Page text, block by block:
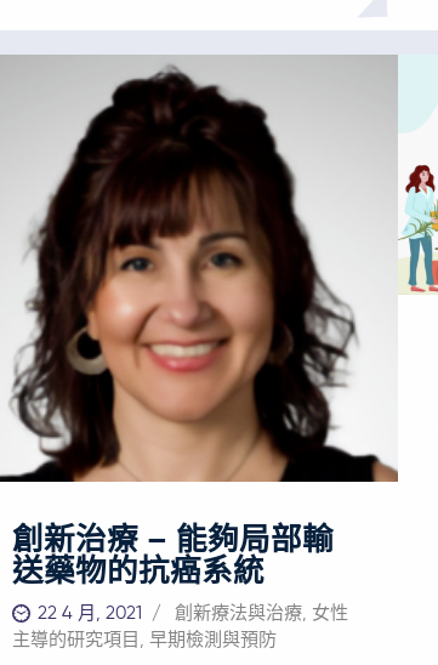
慮，這些情況往往限制了對潛在可行
治療方案的選擇。此外，某些患者即
便能夠展開治療，亦有可能因治療對
身體局部或全身產生毒性而無法完成
全周期治療。 此外，對於前列腺癌、
乳腺癌、結腸癌等無症狀癌症患者，
在初始檢測階段，醫生和患者均避免
採用一些高效療法，因其副作用往往
比疾病本身更嚴重。但若未及時採取
治療，早期癌症將可能進一步惡化，
甚至威脅生命。 解決方案 ——革新性
的藥物遞送系統可帶來最佳治療效果
亞洲癌症研究基金會 (AFCR) 致力於為
癌症患者提供最佳治療機會並取得良
好預後。當前，AFCR正在支持研發一
小分子藥物和免疫療法在實體腫瘤和
血癌複雜實驗室模型中的耐受性及療
種稱為「前藥」的非活性藥物。一旦
創新治療 – 能夠局部輸
送藥物的抗癌系統
22 4 月, 2021 創新療法與治療 女性
主導的研究項目
早期檢測與預防